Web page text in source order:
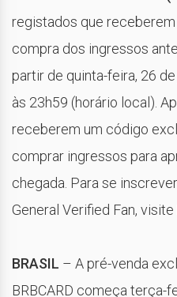
registados que
compra dos ingressos
partir de quinta-feira, 26
às 23h59 (horário local).
receberem um código
comprar ingressos para
chegada. Para se
General Verified Fan, visite
BRASIL – A pré-venda
BRBCARD começa terça-